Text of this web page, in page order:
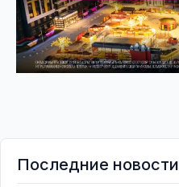
Последние новости